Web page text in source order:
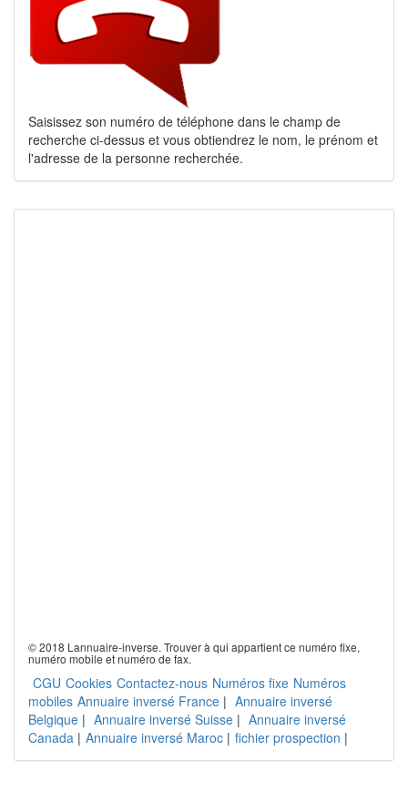
Saisissez son numéro de téléphone dans le champ de
recherche ci-dessus et vous obtiendrez le nom, le prénom et
l'adresse de la personne recherchée.
© 2018 Lannuaire-inverse. Trouver à qui appartient ce numéro fixe,
numéro mobile et numéro de fax.
CGU Cookies Contactez-nous Numéros fixe Numéros
mobiles Annuaire inversé France | Annuaire inversé
Belgique | Annuaire inversé Suisse | Annuaire inversé
Canada | Annuaire inversé Maroc | fichier prospection |